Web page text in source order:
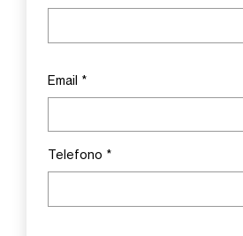
Email *
Telefono *